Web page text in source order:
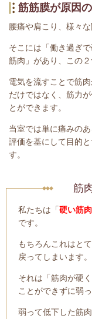
筋筋膜が原因
腰痛や肩こり、様々
そこには「働き過ぎ
筋肉」があり、この
電気を流すことで筋
だけではなく、筋力
とができます。
当室では単に痛みの
評価を基にして目的
す。
筋
私たちは「硬い筋
です。
もちろんこれはと
戻ってしまいます。
それは「筋肉が硬
ことができずに弱
弱って低下した筋